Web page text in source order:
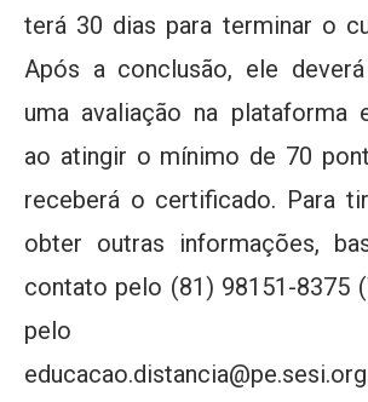
terá 30 dias para terminar o
Após a conclusão, ele
uma avaliação na plataforma
ao atingir o mínimo de 70
receberá o certificado. Para
obter outras informações,
contato pelo (81) 98151-8375
pelo e-